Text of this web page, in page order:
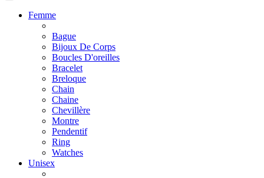
Femme
Bague
Bijoux De Corps
Boucles D'oreilles
Bracelet
Breloque
Chain
Chaine
Chevillère
Montre
Pendentif
Ring
Watches
Unisex